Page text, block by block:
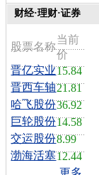
财经·理财·证券
股票名称
当前
价
晋亿实业15.84
晋西车轴21.81
哈飞股份36.92
巨轮股份14.58
交运股份8.99
渤海活塞12.44
更多